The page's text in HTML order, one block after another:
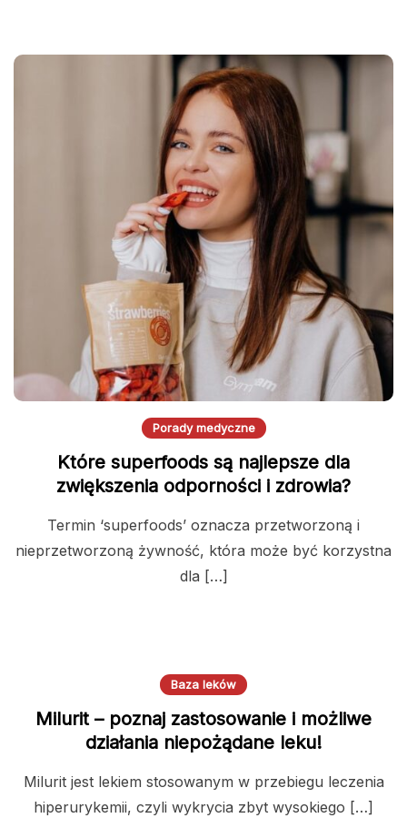
Porady medyczne
Które superfoods są najlepsze dla
zwiększenia odporności i zdrowia?
Termin ‘superfoods’ oznacza przetworzoną i
nieprzetworzoną żywność, która może być korzystna
dla […]
Baza leków
Milurit – poznaj zastosowanie i możliwe
działania niepożądane leku!
Milurit jest lekiem stosowanym w przebiegu leczenia
hiperurykemii, czyli wykrycia zbyt wysokiego […]